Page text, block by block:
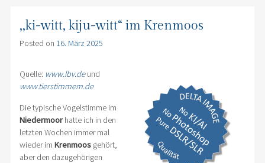
,,ki-witt, kiju-witt“ im Krenmoos
Posted on 16. März 2025
Quelle: www.lbv.deund
www.tierstimmem.de
Die typische Vogelstimme im
Niedermoorhatte ich in den
letzten Wochen immer mal
wieder im Krenmoosgehört,
aber den dazugehörigen